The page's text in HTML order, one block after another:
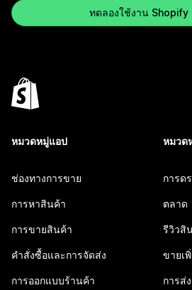
ทดลองใช้งาน Shopify
หมวดหมู่แอป
ช่องทางการขาย
การหาสินค้า
การขายสินค้า
คำสั่งซื้อและการจัดส่ง
การออกแบบร้านค้า
หมวด
การด
ตลาด
รีวิวสิ
ขายเ
การส่